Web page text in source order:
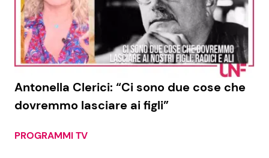
Antonella Clerici: “Ci sono due cose che
dovremmo lasciare ai figli”
PROGRAMMI TV